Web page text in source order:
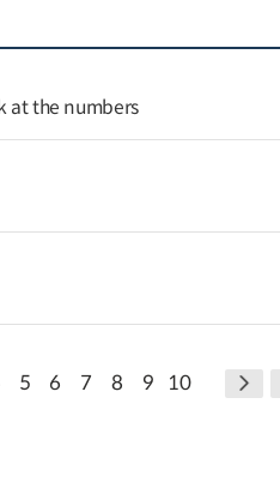
at the numbers
5 6 7 8 9 10